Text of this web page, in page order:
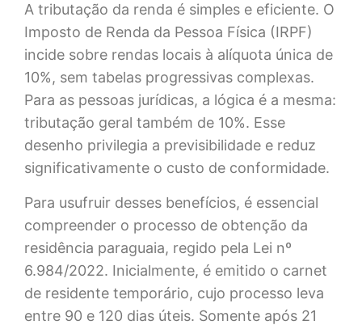
A tributação da renda é simples e eficiente. O
Imposto de Renda da Pessoa Física (IRPF)
incide sobre rendas locais à alíquota única de
10%, sem tabelas progressivas complexas.
Para as pessoas jurídicas, a lógica é a mesma:
tributação geral também de 10%. Esse
desenho privilegia a previsibilidade e reduz
significativamente o custo de conformidade.
Para usufruir desses benefícios, é essencial
compreender o processo de obtenção da
residência paraguaia, regido pela Lei nº
6.984/2022. Inicialmente, é emitido o carnet
de residente temporário, cujo processo leva
entre 90 e 120 dias úteis. Somente após 21